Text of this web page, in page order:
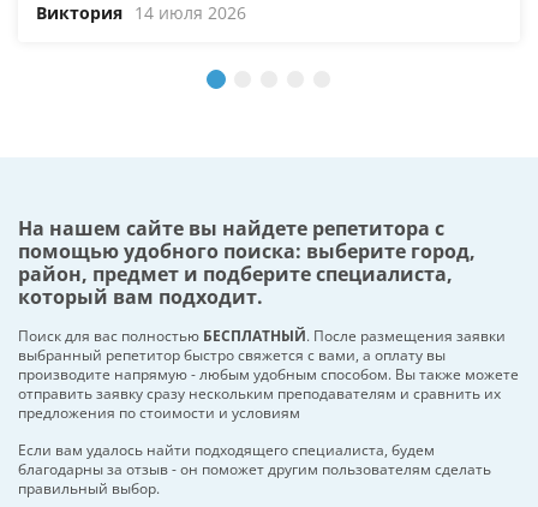
Виктория 14 июля 2026
На нашем сайте вы найдете репетитора с
помощью удобного поиска: выберите город,
район, предмет и подберите специалиста,
который вам подходит.
Поиск для вас полностью БЕСПЛАТНЫЙ. После размещения заявки
выбранный репетитор быстро свяжется с вами, а оплату вы
производите напрямую - любым удобным способом. Вы также можете
отправить заявку сразу нескольким преподавателям и сравнить их
предложения по стоимости и условиям
Если вам удалось найти подходящего специалиста, будем
благодарны за отзыв - он поможет другим пользователям сделать
правильный выбор.